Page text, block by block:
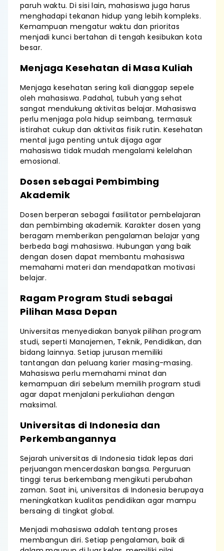
paruh waktu. Di sisi lain, mahasiswa juga harus
menghadapi tekanan hidup yang lebih kompleks.
Kemampuan mengatur waktu dan prioritas
menjadi kunci bertahan di tengah kesibukan kota
besar.
Menjaga Kesehatan di Masa Kuliah
Menjaga kesehatan sering kali dianggap sepele
oleh mahasiswa. Padahal, tubuh yang sehat
sangat mendukung aktivitas belajar. Mahasiswa
perlu menjaga pola hidup seimbang, termasuk
istirahat cukup dan aktivitas fisik rutin. Kesehatan
mental juga penting untuk dijaga agar
mahasiswa tidak mudah mengalami kelelahan
emosional.
Dosen sebagai Pembimbing
Akademik
Dosen berperan sebagai fasilitator pembelajaran
dan pembimbing akademik. Karakter dosen yang
beragam memberikan pengalaman belajar yang
berbeda bagi mahasiswa. Hubungan yang baik
dengan dosen dapat membantu mahasiswa
memahami materi dan mendapatkan motivasi
belajar.
Ragam Program Studi sebagai
Pilihan Masa Depan
Universitas menyediakan banyak pilihan program
studi, seperti Manajemen, Teknik, Pendidikan, dan
bidang lainnya. Setiap jurusan memiliki
tantangan dan peluang karier masing-masing.
Mahasiswa perlu memahami minat dan
kemampuan diri sebelum memilih program studi
agar dapat menjalani perkuliahan dengan
maksimal.
Universitas di Indonesia dan
Perkembangannya
Sejarah universitas di Indonesia tidak lepas dari
perjuangan mencerdaskan bangsa. Perguruan
tinggi terus berkembang mengikuti perubahan
zaman. Saat ini, universitas di Indonesia berupaya
meningkatkan kualitas pendidikan agar mampu
bersaing di tingkat global.
Menjadi mahasiswa adalah tentang proses
membangun diri. Setiap pengalaman, baik di